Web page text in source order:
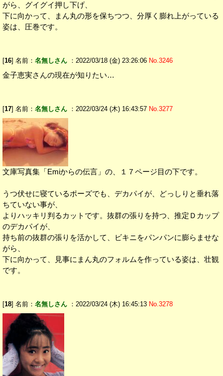
がら、グイグイ押し下げ、
下に向かって、まん丸の形を保ちつつ、分厚く膨れ上がっている
姿は、圧巻です。
[16] 名前： 名無しさん ：2022/03/18 (金) 23:26:06 No.3246
金子恵実さんの現在が知りたい…
[17] 名前： 名無しさん ：2022/03/24 (木) 16:43:57 No.3277
文庫写真集「Emiからの伝言」の、１７ページ目の下です。
うつ伏せに寝ているポーズでも、デカパイが、どっしりと垂れ落
ちていない事が、
よりハッキリ判るカットです。抜群の張りを持つ、推定Ｄカップ
のデカパイが、
持ち前の抜群の張りを活かして、ビキニをパンパンに膨らませな
がら、
下に向かって、見事にまん丸のフォルムを作っている姿は、壮観
です。
[18] 名前： 名無しさん ：2022/03/24 (木) 16:45:13 No.3278